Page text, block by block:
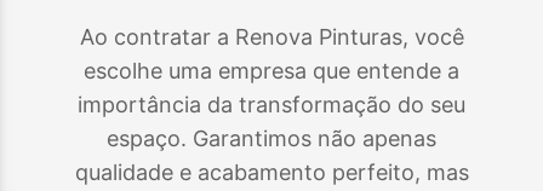
Ao contratar a Renova Pinturas, você
escolhe uma empresa que entende a
importância da transformação do seu
espaço. Garantimos não apenas
qualidade e acabamento perfeito, mas